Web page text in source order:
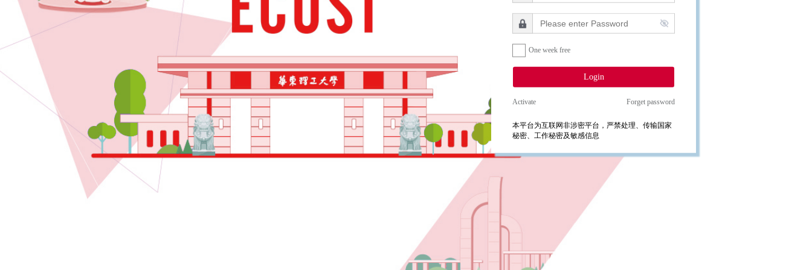
One week free
Login
Activate Forget password
本平台为互联网非涉密平台，严禁处理、传输国家
秘密、工作秘密及敏感信息